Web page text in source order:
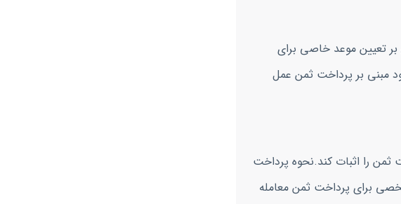
تعیین موعد خاصی برای
مبنی بر پرداخت ثمن عمل
را اثبات کند.نحوه پرداخت
برای پرداخت ثمن معامله